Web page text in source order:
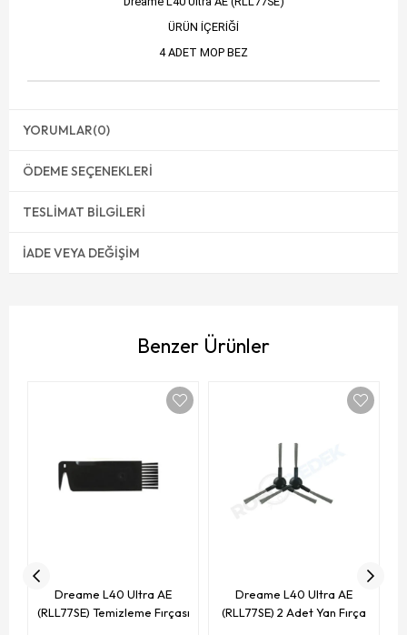
ÜRÜN İÇERİĞİ
4 ADET MOP BEZ
YORUMLAR(0)
ÖDEME SEÇENEKLERI
TESLIMAT BILGILERI
İADE VEYA DEĞIŞIM
Benzer Ürünler
Dreame L40 Ultra AE
(RLL77SE) Temizleme Fırçası
Dreame L40 Ultra AE
(RLL77SE) 2 Adet Yan Fırça